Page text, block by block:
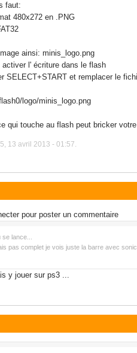
faut:
480x272 en .PNG
ainsi: minis_logo.png
l' écriture dans le flash
SELECT+START et remplacer le
logo/minis_logo.png
qui touche au flash peut bricker
13 avril 2013 - 01:57.
pour poster un commentaire
lance...
pas complet je vois juste la barre avec
y jouer sur ps3 ...